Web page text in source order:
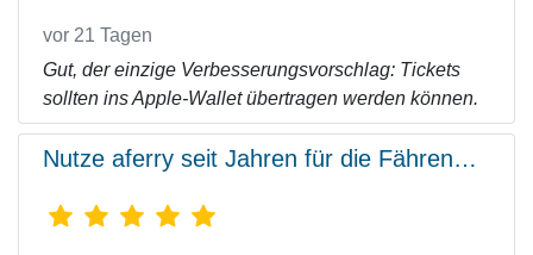
vor 21 Tagen
Gut, der einzige Verbesserungsvorschlag: Tickets
sollten ins Apple-Wallet übertragen werden können.
Nutze aferry seit Jahren für die Fähren…